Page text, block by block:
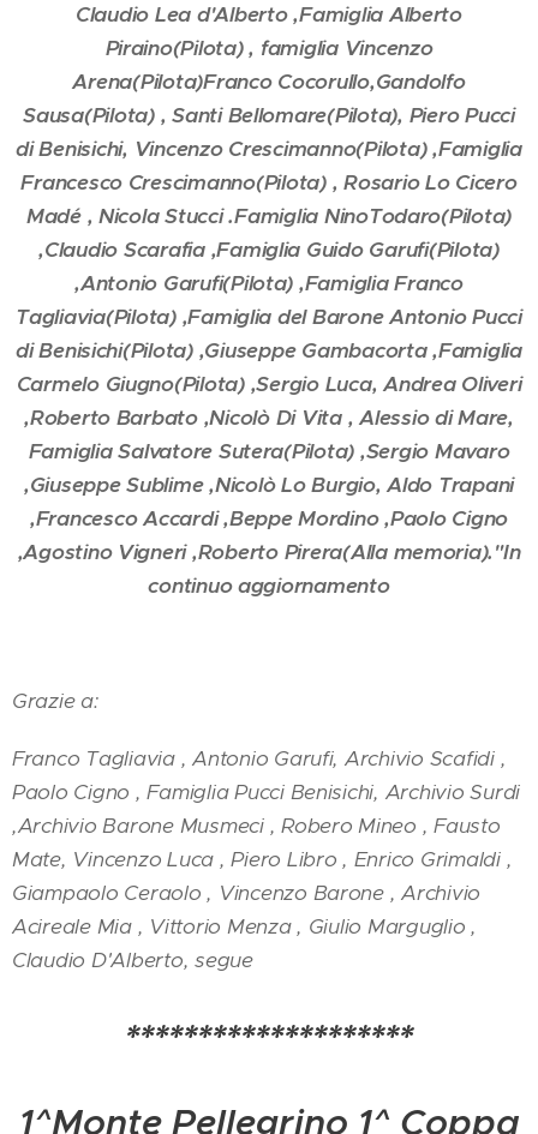
Claudio Lea d'Alberto ,Famiglia Alberto
Piraino(Pilota) , famiglia Vincenzo
Arena(Pilota)Franco Cocorullo,Gandolfo
Sausa(Pilota) , Santi Bellomare(Pilota), Piero Pucci
di Benisichi, Vincenzo Crescimanno(Pilota) ,Famiglia
Francesco Crescimanno(Pilota) , Rosario Lo Cicero
Madé , Nicola Stucci .Famiglia NinoTodaro(Pilota)
,Claudio Scarafia ,Famiglia Guido Garufi(Pilota)
,Antonio Garufi(Pilota) ,Famiglia Franco
Tagliavia(Pilota) ,Famiglia del Barone Antonio Pucci
di Benisichi(Pilota) ,Giuseppe Gambacorta ,Famiglia
Carmelo Giugno(Pilota) ,Sergio Luca, Andrea Oliveri
,Roberto Barbato ,Nicolò Di Vita , Alessio di Mare,
Famiglia Salvatore Sutera(Pilota) ,Sergio Mavaro
,Giuseppe Sublime ,Nicolò Lo Burgio, Aldo Trapani
,Francesco Accardi ,Beppe Mordino ,Paolo Cigno
,Agostino Vigneri ,Roberto Pirera(Alla memoria)."In
continuo aggiornamento
Grazie a:
Franco Tagliavia , Antonio Garufi, Archivio Scafidi ,
Paolo Cigno , Famiglia Pucci Benisichi, Archivio Surdi
,Archivio Barone Musmeci , Robero Mineo , Fausto
Mate, Vincenzo Luca , Piero Libro , Enrico Grimaldi ,
Giampaolo Ceraolo , Vincenzo Barone , Archivio
Acireale Mia , Vittorio Menza , Giulio Marguglio ,
Claudio D'Alberto, segue
********************
1^Monte Pellegrino 1^ Coppa